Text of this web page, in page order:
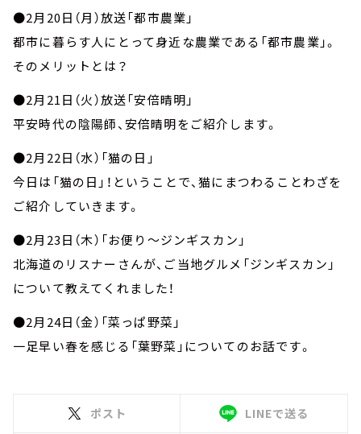
●2月20日（月）放送「都市農業」
都市に暮らす人にとって身近な農業である「都市農業」。
そのメリットとは？
●2月21日（火）放送「安倍晴明」
平安時代の陰陽師、安倍晴明をご紹介します。
●2月22日（水）「猫の日」
今日は「猫の日」！ということで、猫にまつわることわざを
ご紹介していきます。
●2月23日（木）「お便り～ジンギスカン」
北海道のリスナーさんが、ご当地グルメ「ジンギスカン」
について教えてくれました！
●2月24日（金）「菜っぱ野菜」
一足早い春を感じる「葉野菜」についてのお話です。
ポスト LINEで送る